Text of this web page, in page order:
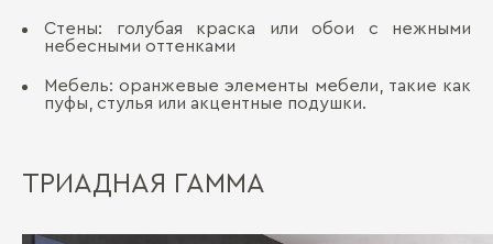
Стены: голубая краска или обои с нежными
небесными оттенками
Мебель: оранжевые элементы мебели, такие как
пуфы, стулья или акцентные подушки.
ТРИАДНАЯ ГАММА